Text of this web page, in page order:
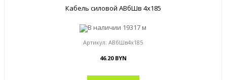
Кабель силовой АВбШв 4x185
В наличии 19317 м
Артикул: АВбШв4x185
46.20 BYN